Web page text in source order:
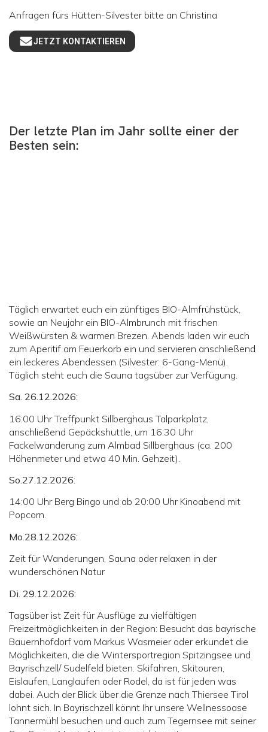
Anfragen fürs Hütten-Silvester bitte an Christina
JETZT KONTAKTIEREN
Der letzte Plan im Jahr sollte einer der
Besten sein:
Täglich erwartet euch ein zünftiges BIO-Almfrühstück,
sowie an Neujahr ein BIO-Almbrunch mit frischen
Weißwürsten & warmen Brezen. Abends laden wir euch
zum Aperitif am Feuerkorb ein und servieren anschließend
ein leckeres Abendessen (Silvester: 6-Gang-Menü).
Täglich steht euch die Sauna tagsüber zur Verfügung.
Sa. 26.12.2026:
16:00 Uhr Treffpunkt Sillberghaus Talparkplatz,
anschließend Gepäckshuttle, um 16:30 Uhr
Fackelwanderung zum Almbad Sillberghaus (ca. 200
Höhenmeter und etwa 40 Min. Gehzeit).
So.27.12.2026:
14:00 Uhr Berg Bingo und ab 20:00 Uhr Kinoabend mit
Popcorn.
Mo.28.12.2026:
Zeit für Wanderungen, Sauna oder relaxen in der
wunderschönen Natur
Di. 29.12.2026:
Tagsüber ist Zeit für Ausflüge zu vielfältigen
Freizeitmöglichkeiten in der Region: Besucht das bayrische
Bauernhofdorf vom Markus Wasmeier oder erkundet die
Möglichkeiten, die die Wintersportregion Spitzingsee und
Bayrischzell/ Sudelfeld bieten. Skifahren, Skitouren,
Eislaufen, Langlaufen oder Rodel, da ist für jeden was
dabei. Auch der Blick über die Grenze nach Thiersee Tirol
lohnt sich. In Bayrischzell könnt Ihr unsere Wellnessoase
Tannermühl besuchen und auch zum Tegernsee mit seiner